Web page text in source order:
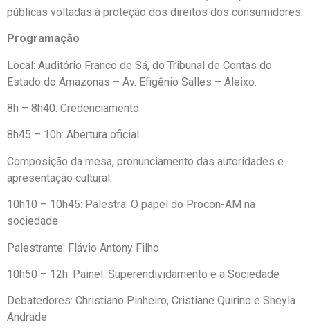
públicas voltadas à proteção dos direitos dos consumidores.
Programação
Local: Auditório Franco de Sá, do Tribunal de Contas do
Estado do Amazonas – Av. Efigênio Salles – Aleixo.
8h – 8h40: Credenciamento
8h45 – 10h: Abertura oficial
Composição da mesa, pronunciamento das autoridades e
apresentação cultural.
10h10 – 10h45: Palestra: O papel do Procon-AM na
sociedade
Palestrante: Flávio Antony Filho
10h50 – 12h: Painel: Superendividamento e a Sociedade
Debatedores: Christiano Pinheiro, Cristiane Quirino e Sheyla
Andrade